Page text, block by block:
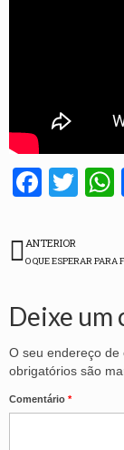
ANTERIOR
Deixe um
O seu endereço de
obrigatórios são
Comentário *